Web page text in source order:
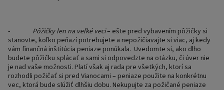
- Pôžičky len na veľké veci– ešte pred vybavením pôžičky si
stanovte, koľko peňazí potrebujete a nepožičiavajte si viac, aj kedy
vám finančná inštitúcia peniaze ponúkala. Uvedomte si, ako dlho
budete pôžičku splácať a sami si odpovedzte na otázku, či úver nie
je nad vaše možnosti. Platí však aj rada pre všetkých, ktorí sa
rozhodli požičať si pred Vianocami – peniaze použite na konkrétnu
vec, ktorá bude slúžiť dlhšiu dobu. Nekupujte za požičané peniaze